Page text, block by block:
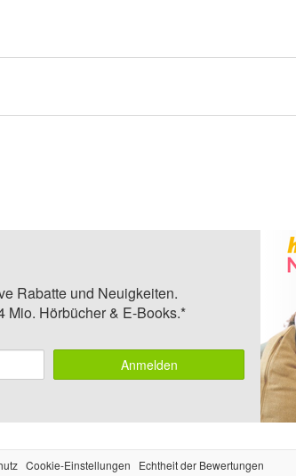
Rabatte und Neuigkeiten.
Mio. Hörbücher & E-Books.*
Anmelden
Cookie-Einstellungen Echtheit der Bewertungen